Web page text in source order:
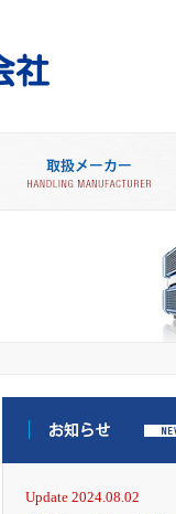
Update 2024.08.02